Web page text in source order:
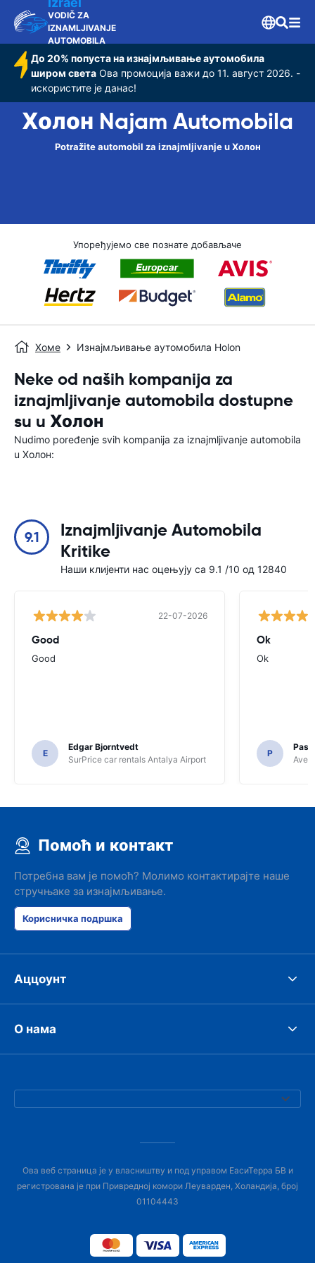
VODIČ ZA
IZNAMLJIVANJE
AUTOMOBILA
До 20% попуста на изнајмљивање аутомобила
широм света Ова промоција важи до 11. август 2026. -
искористите је данас!
Холон Najam Automobila
Potražite automobil za iznajmljivanje u Холон
Упоређујемо све познате добављаче
Хоме Изнајмљивање аутомобила Holon
Neke od naših kompanija za
iznajmljivanje automobila dostupne
su u Холон
Nudimo poređenje svih kompanija za iznajmljivanje automobila
u Холон:
9.1
Iznajmljivanje Automobila
Kritike
Наши клијенти нас оцењују са 9.1 /10 од 12840
22-07-2026
Good
Good
E
Edgar Bjorntvedt
SurPrice car rentals Antalya Airport
Ok
Ok
P
Avec
Помоћ и контакт
Потребна вам је помоћ? Молимо контактирајте наше
стручњаке за изнајмљивање.
Корисничка подршка
Аццоунт
О нама
Ова веб страница је у власништву и под управом ЕасиТерра БВ и
регистрована је при Привредној комори Леуварден, Холандија, број
01104443